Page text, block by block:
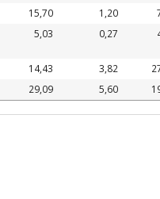
15,70 1,20
5,03 0,27
14,43 3,82
29,09 5,60